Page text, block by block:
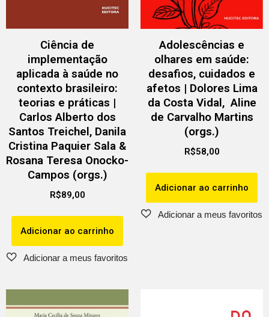
Ciência de
implementação
aplicada à saúde no
contexto brasileiro:
teorias e práticas |
Carlos Alberto dos
Santos Treichel, Danila
Cristina Paquier Sala &
Rosana Teresa Onocko-
Campos (orgs.)
R$89,00
Adicionar ao carrinho
Adolescências e
olhares em saúde:
desafios, cuidados e
afetos | Dolores Lima
da Costa Vidal, Aline
de Carvalho Martins
(orgs.)
R$58,00
Adicionar ao carrinho